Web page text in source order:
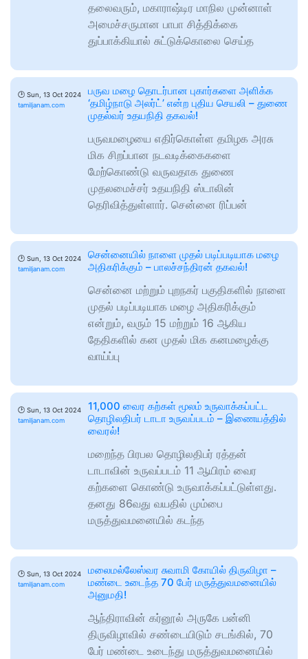
தலைவரும், மகாராஷ்டிர மாநில முன்னாள்
அமைச்சருமான பாபா சித்திக்கை
துப்பாக்கியால் சுட்டுக்கொலை செய்த
🕑 Sun, 13 Oct 2024
tamiljanam.com
பருவ மழை தொடர்பான புகார்களை அளிக்க
‘தமிழ்நாடு அலர்ட்’ என்ற புதிய செயலி – துணை
முதல்வர் உதயநிதி தகவல்!
பருவமழையை எதிர்கொள்ள தமிழக அரசு
மிக சிறப்பான நடவடிக்கைகளை
மேற்கொண்டு வருவதாக துணை
முதலமைச்சர் உதயநிதி ஸ்டாலின்
தெரிவித்துள்ளார். சென்னை ரிப்பன்
🕑 Sun, 13 Oct 2024
tamiljanam.com
சென்னையில் நாளை முதல் படிப்படியாக மழை
அதிகரிக்கும் – பாலச்சந்திரன் தகவல்!
சென்னை மற்றும் புறநகர் பகுதிகளில் நாளை
முதல் படிப்படியாக மழை அதிகரிக்கும்
என்றும், வரும் 15 மற்றும் 16 ஆகிய
தேதிகளில் கன முதல் மிக கனமழைக்கு
வாய்ப்பு
🕑 Sun, 13 Oct 2024
tamiljanam.com
11,000 வைர கற்கள் மூலம் உருவாக்கப்பட்ட
தொழிலதிபர் டாடா உருவப்படம் – இணையத்தில்
வைரல்!
மறைந்த பிரபல தொழிலதிபர் ரத்தன்
டாடாவின் உருவப்படம் 11 ஆயிரம் வைர
கற்களை கொண்டு உருவாக்கப்பட்டுள்ளது.
தனது 86வது வயதில் மும்பை
மருத்துவமனையில் கடந்த
🕑 Sun, 13 Oct 2024
tamiljanam.com
மலைமல்லேஸ்வர சுவாமி கோயில் திருவிழா –
மண்டை உடைந்த 70 பேர் மருத்துவமனையில்
அனுமதி!
ஆந்திராவின் கர்னூல் அருகே பன்னி
திருவிழாவில் சண்டையிடும் சடங்கில், 70
பேர் மண்டை உடைந்து மருத்துவமனையில்